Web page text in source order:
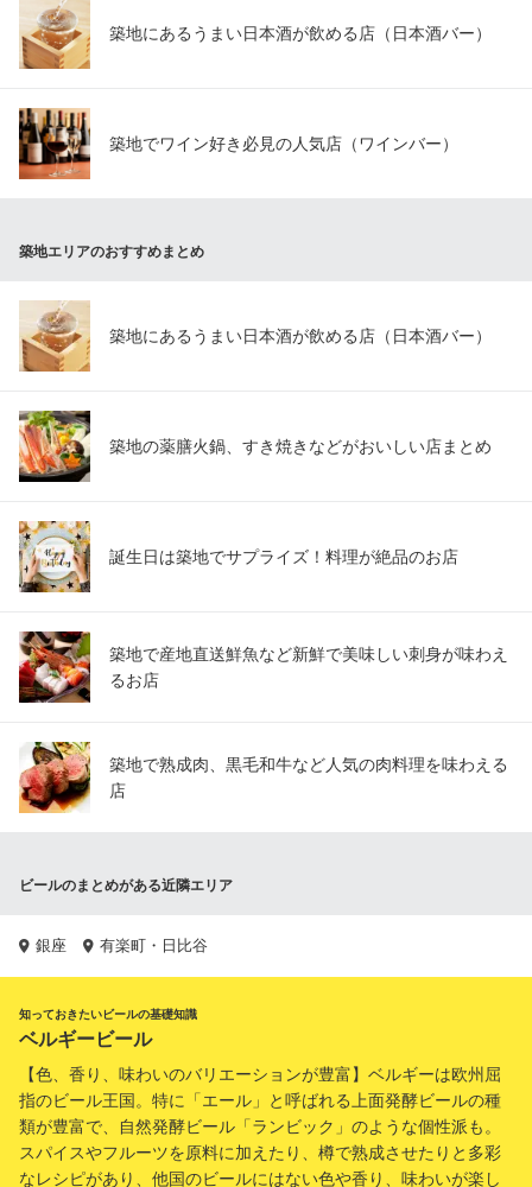
東京都中央区築地1-13-1 2F
築地にあるうまい日本酒が飲める店（日本酒バー）
築地でワイン好き必見の人気店（ワインバー）
築地エリアのおすすめまとめ
築地にあるうまい日本酒が飲める店（日本酒バー）
築地の薬膳火鍋、すき焼きなどがおいしい店まとめ
誕生日は築地でサプライズ！料理が絶品のお店
築地で産地直送鮮魚など新鮮で美味しい刺身が味わえ
るお店
築地で熟成肉、黒毛和牛など人気の肉料理を味わえる
店
ビールのまとめがある近隣エリア
銀座 有楽町・日比谷
知っておきたいビールの基礎知識
ベルギービール
【色、香り、味わいのバリエーションが豊富】ベルギーは欧州屈
指のビール王国。特に「エール」と呼ばれる上面発酵ビールの種
類が豊富で、自然発酵ビール「ランビック」のような個性派も。
スパイスやフルーツを原料に加えたり、樽で熟成させたりと多彩
なレシピがあり、他国のビールにはない色や香り、味わいが楽し